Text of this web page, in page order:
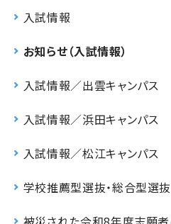
入試情報
お知らせ（入試情報）
入試情報／出雲キャンパス
入試情報／浜田キャンパス
入試情報／松江キャンパス
学校推薦型選抜・総合型選抜